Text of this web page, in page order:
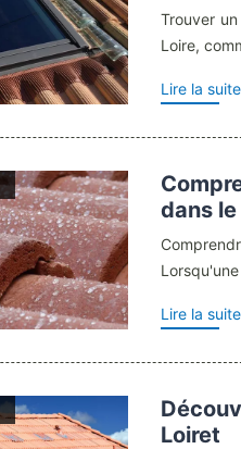
Trouver
Loire,
Lire la suite
dans
Lire la suite
Loiret